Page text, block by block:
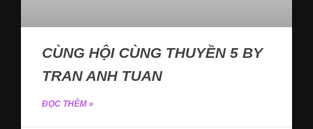
CÙNG HỘI CÙNG THUYỀN 5 BY
TRAN ANH TUAN
ĐỌC THÊM »